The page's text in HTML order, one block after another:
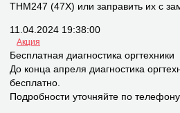
THM247 (47X) или заправить их с
11.04.2024 19:38:00
Акция
Бесплатная диагностика оргтехники
До конца апреля диагностика
бесплатно.
Подробности уточняйте по